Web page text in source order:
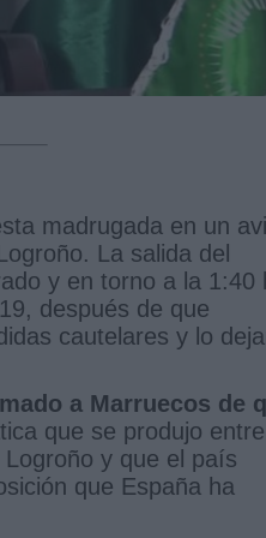
madrugada en un
La salida del
y en torno a la 1:40
después de que
cautelares y lo
a Marruecos de
que se produjo entre
y que el país
que España ha